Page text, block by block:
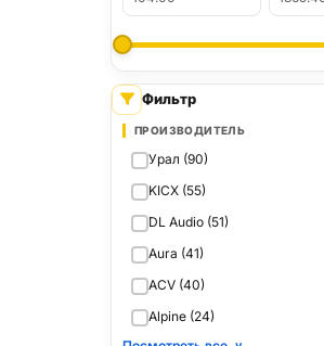
Фильтр
ПРОИЗВОДИТЕЛЬ
Урал (90)
KICX (55)
DL Audio (51)
Aura (41)
ACV (40)
Alpine (24)